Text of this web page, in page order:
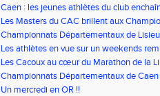
Caen : les jeunes athlètes du club
Les Masters du CAC brillent aux
Championnats Départementaux de
remarquables pour nos jeunes athlètes
Les athlètes en vue sur un weekends
Les Cacoux au cœur du Marathon de la
Championnats Départementaux de
rendez-vous
Un mercredi en OR !!